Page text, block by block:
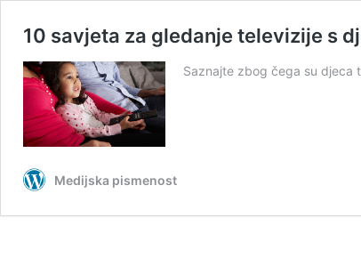
10 savjeta za gledanje televizije s
Saznajte zbog čega su djeca
Medijska pismenost